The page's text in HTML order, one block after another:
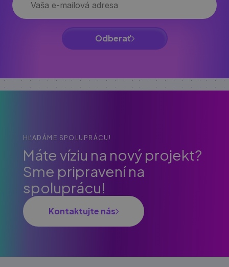
Odberať
HĽADÁME SPOLUPRÁCU!
Máte víziu na nový projekt?
Sme pripravení na
spoluprácu!
Kontaktujte nás